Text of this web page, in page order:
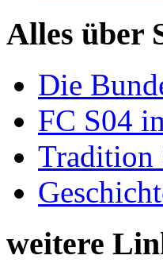
Alles über
Die
FC S04
Tradition
weitere